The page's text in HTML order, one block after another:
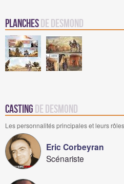
Planchesde Desmond
Casting de Desmond
Les personnalités principales et leurs
Eric Corbeyran
Scénariste